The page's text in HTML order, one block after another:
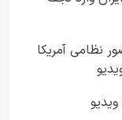
نظامی آمریکا
ویدیو